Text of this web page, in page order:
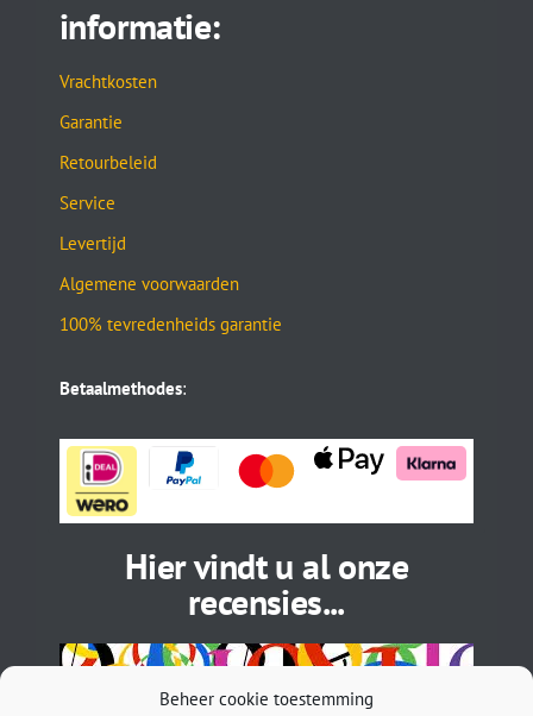
Beheer cookie toestemming
informatie:
Vrachtkosten
Garantie
Retourbeleid
Service
Levertijd
Algemene voorwaarden
100% tevredenheids garantie
Betaalmethodes:
Hier vindt u al onze
recensies...